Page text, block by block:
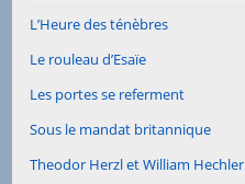
L’Heure des ténèbres
Le rouleau d’Esaïe
Les portes se referment
Sous le mandat britannique
Theodor Herzl et William Hechler